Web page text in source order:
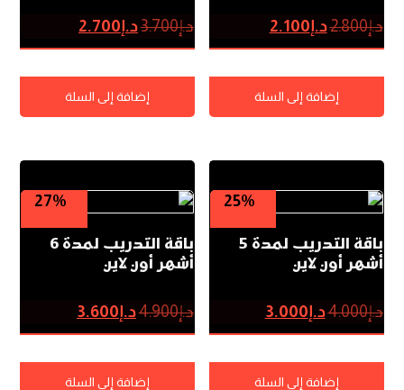
د.إ2.800د.إ 2.100
إضافة إلى السلة
د.إ3.700د.إ 2.700
إضافة إلى السلة
25%
باقة التدريب لمدة 5
أشهر أون لاين
د.إ4.000د.إ3.000
إضافة إلى السلة
27%
باقة التدريب لمدة 6
أشهر أون لاين
د.إ4.900د.إ3.600
إضافة إلى السلة